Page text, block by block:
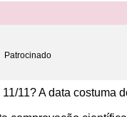
Patrocinado
11? A data costuma